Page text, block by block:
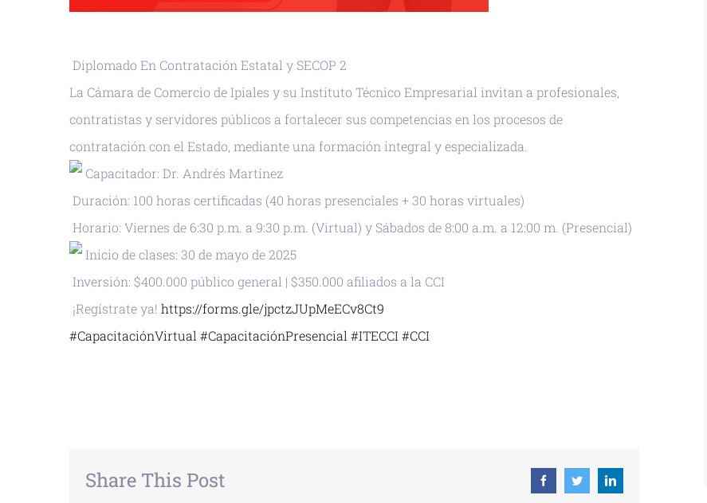
Diplomado En Contratación Estatal y SECOP 2
La Cámara de Comercio de Ipiales y su Instituto Técnico Empresarial invitan a profesionales,
contratistas y servidores públicos a fortalecer sus competencias en los procesos de
contratación con el Estado, mediante una formación integral y especializada.
Capacitador: Dr. Andrés Martínez
Duración: 100 horas certificadas (40 horas presenciales + 30 horas virtuales)
Horario: Viernes de 6:30 p.m. a 9:30 p.m. (Virtual) y Sábados de 8:00 a.m. a 12:00 m. (Presencial)
Inicio de clases: 30 de mayo de 2025
Inversión: $400.000 público general | $350.000 afiliados a la CCI
¡Regístrate ya! https://forms.gle/jpctzJUpMeECv8Ct9
#CapacitaciónVirtual #CapacitaciónPresencial #ITECCI #CCI
Share This Post FacebookTwitterLinkedin